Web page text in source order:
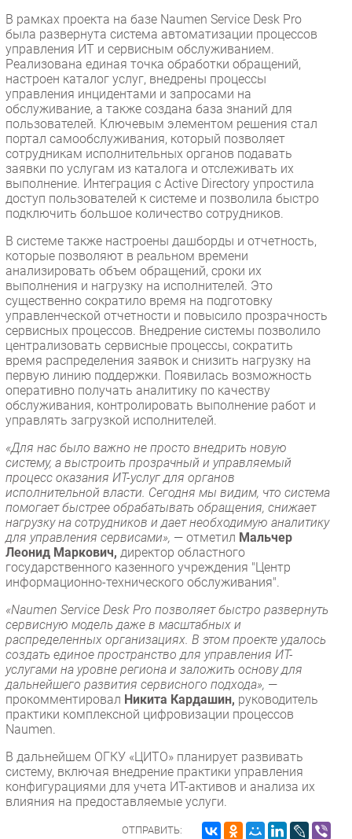
В рамках проекта на базе Naumen Service Desk Pro
была развернута система автоматизации процессов
управления ИТ и сервисным обслуживанием.
Реализована единая точка обработки обращений,
настроен каталог услуг, внедрены процессы
управления инцидентами и запросами на
обслуживание, а также создана база знаний для
пользователей. Ключевым элементом решения стал
портал самообслуживания, который позволяет
сотрудникам исполнительных органов подавать
заявки по услугам из каталога и отслеживать их
выполнение. Интеграция с Active Directory упростила
доступ пользователей к системе и позволила быстро
подключить большое количество сотрудников.
В системе также настроены дашборды и отчетность,
которые позволяют в реальном времени
анализировать объем обращений, сроки их
выполнения и нагрузку на исполнителей. Это
существенно сократило время на подготовку
управленческой отчетности и повысило прозрачность
сервисных процессов. Внедрение системы позволило
централизовать сервисные процессы, сократить
время распределения заявок и снизить нагрузку на
первую линию поддержки. Появилась возможность
оперативно получать аналитику по качеству
обслуживания, контролировать выполнение работ и
управлять загрузкой исполнителей.
«Для нас было важно не просто внедрить новую
систему, а выстроить прозрачный и управляемый
процесс оказания ИТ-услуг для органов
исполнительной власти. Сегодня мы видим, что система
помогает быстрее обрабатывать обращения, снижает
нагрузку на сотрудников и дает необходимую аналитику
для управления сервисами», — отметил Мальчер
Леонид Маркович, директор областного
государственного казенного учреждения "Центр
информационно-технического обслуживания".
«Naumen Service Desk Pro позволяет быстро развернуть
сервисную модель даже в масштабных и
распределенных организациях. В этом проекте удалось
создать единое пространство для управления ИТ-
услугами на уровне региона и заложить основу для
дальнейшего развития сервисного подхода», —
прокомментировал Никита Кардашин, руководитель
практики комплексной цифровизации процессов
Naumen.
В дальнейшем ОГКУ «ЦИТО» планирует развивать
систему, включая внедрение практики управления
конфигурациями для учета ИТ-активов и анализа их
влияния на предоставляемые услуги.
ОТПРАВИТЬ: